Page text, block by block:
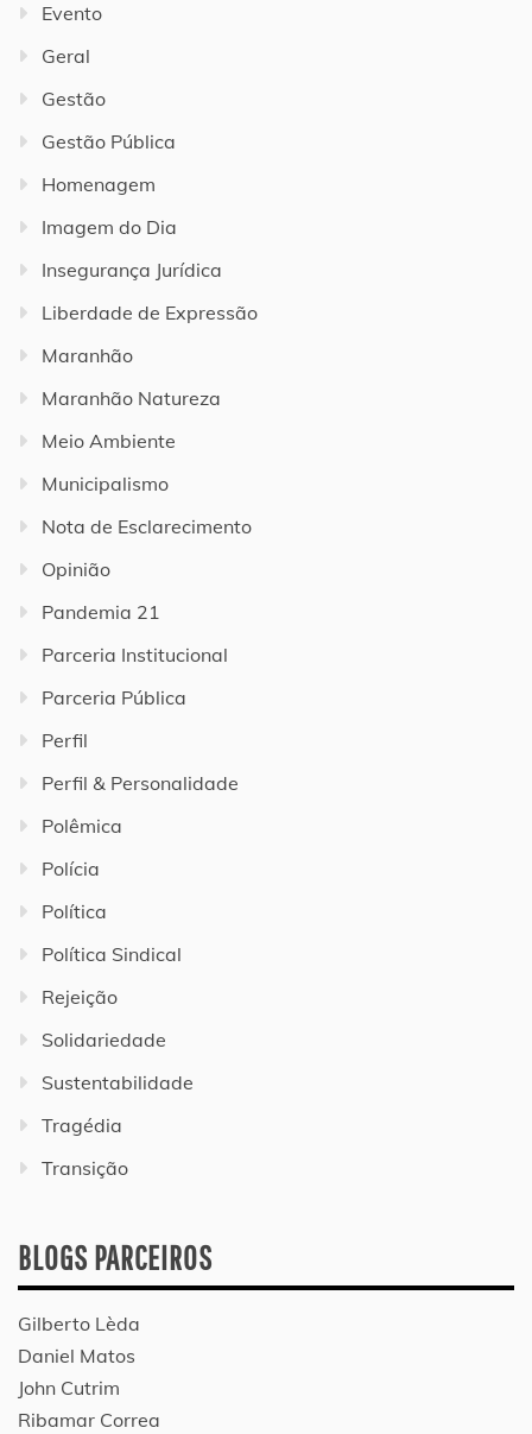
Evento
Geral
Gestão
Gestão Pública
Homenagem
Imagem do Dia
Insegurança Jurídica
Liberdade de Expressão
Maranhão
Maranhão Natureza
Meio Ambiente
Municipalismo
Nota de Esclarecimento
Opinião
Pandemia 21
Parceria Institucional
Parceria Pública
Perfil
Perfil & Personalidade
Polêmica
Polícia
Política
Política Sindical
Rejeição
Solidariedade
Sustentabilidade
Tragédia
Transição
BLOGS PARCEIROS
Gilberto Lèda
Daniel Matos
John Cutrim
Ribamar Correa